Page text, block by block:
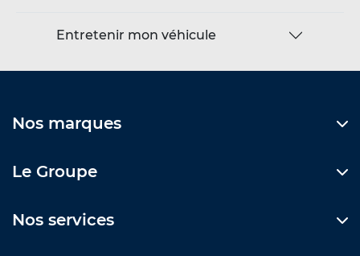
Entretenir mon véhicule
Nos marques
Le Groupe
Nos services